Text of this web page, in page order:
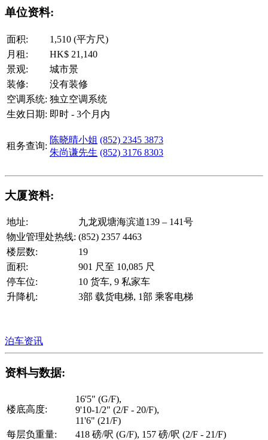
单位资料:
面积:
1,510 (平方尺)
月租:
HK$ 21,140
景观:
城市景
装修:
没有装修
空调系统: 独立空调系统
生效日期: 即时 - 3个月内
租务查询:
陈晓晴小姐 (852) 2345 3873
朱尚谦先生 (852) 3176 8303
大厦资料:
地址:
九龙观塘海滨道139 – 141号
物业管理处热线: (852) 2357 4463
楼层数:
19
面积:
901 尺至 10,085 尺
停车位:
10 货车, 9 私家车
升降机:
3部 载货电梯, 1部 乘客电梯
泊车资讯
资料与数据:
楼底高度:
16'5" (G/F),
9'10-1/2" (2/F - 20/F),
11'6" (21/F)
每层负重量:
418 磅/呎 (G/F), 157 磅/呎 (2/F - 21/F)